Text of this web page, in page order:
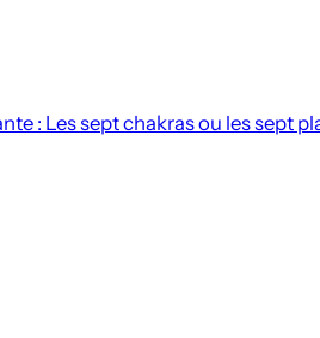
: Les sept chakras ou les sept